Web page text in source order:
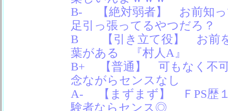
B- 【絶対弱者】 お前知
足引っ張ってるやつだろ？
B 【引き立て役】 お前を
葉がある 『村人A』
B+ 【普通】 可もなく不
念ながらセンスなし
A- 【まずまず】 ＦPS歴
験者ならセンス◎